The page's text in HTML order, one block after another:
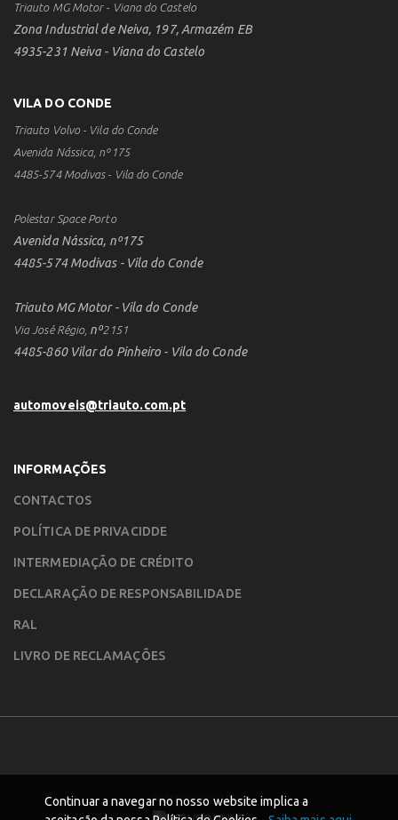
Triauto MG Motor - Viana do Castelo
Zona Industrial de Neiva, 197, Armazém EB
4935-231 Neiva - Viana do Castelo
VILA DO CONDE
Triauto Volvo - Vila do Conde
Avenida Nássica, nº175
4485-574 Modivas - Vila do Conde
Polestar Space Porto
Avenida Nássica, nº175
4485-574 Modivas - Vila do Conde
Triauto MG Motor - Vila do Conde
Via José Régio, nº2151
4485-860 Vilar do Pinheiro - Vila do Conde
automoveis@triauto.com.pt
INFORMAÇÕES
CONTACTOS
POLÍTICA DE PRIVACIDDE
INTERMEDIAÇÃO DE CRÉDITO
DECLARAÇÃO DE RESPONSABILIDADE
RAL
LIVRO DE RECLAMAÇÕES
DESENVOLVIDO POR
Continuar a navegar no nosso website implica a